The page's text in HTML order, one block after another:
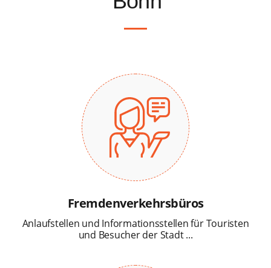
Fremdenverkehrsbüros
Anlaufstellen und Informationsstellen für Touristen
und Besucher der Stadt ...